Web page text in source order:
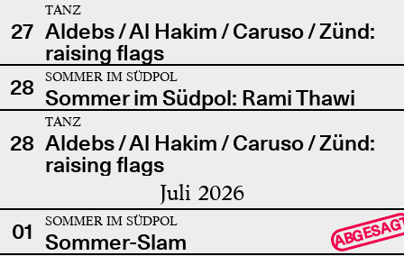
27
TANZ
Aldebs / Al Hakim / Caruso / Zünd:
raising flags
28
SOMMER IM SÜDPOL
Sommer im Südpol: Rami Thawi
28
TANZ
Aldebs / Al Hakim / Caruso / Zünd:
raising flags
Juli 2026
01 SOMMER IM SÜDPOL
Sommer-Slam